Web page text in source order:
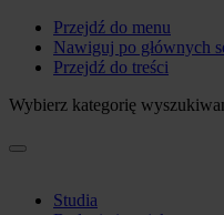
Przejdź do menu
Nawiguj po głównych
Przejdź do treści
Wybierz kategorię
Studia